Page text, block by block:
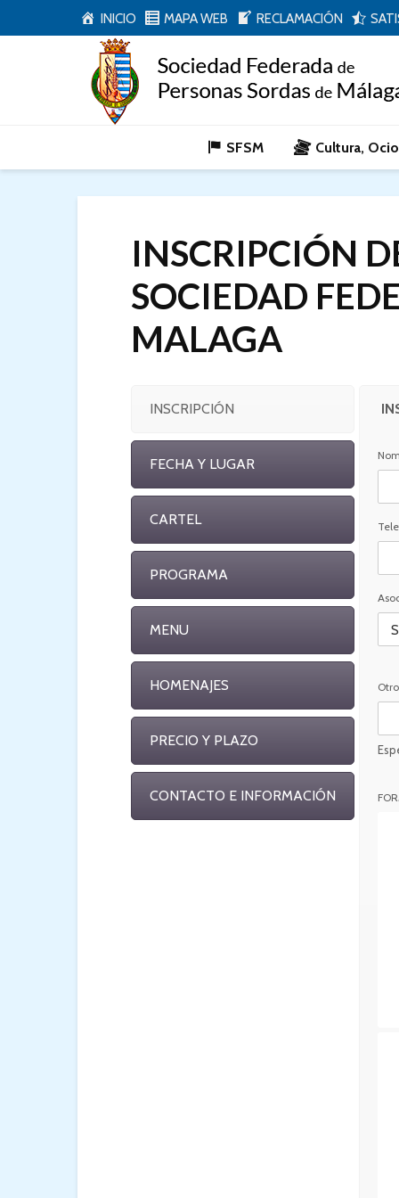
INICIO MAPA WEB RECLAMACIÓN
SFSM Cultura,
INSCRIPCIÓN
SOCIEDAD
MALAGA
INSCRIPCIÓN
FECHA Y LUGAR
CARTEL
PROGRAMA
MENU
HOMENAJES
PRECIO Y PLAZO
CONTACTO E INFORMACIÓN